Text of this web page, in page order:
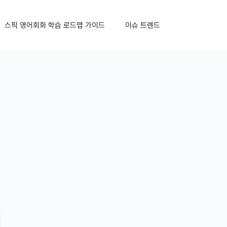
스픽 영어회화 학습 로드맵 가이드 이슈 트렌드